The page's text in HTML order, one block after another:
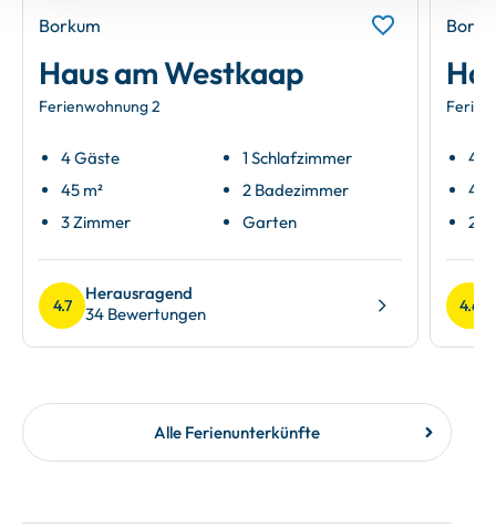
Borkum
Haus am Westkaap
Ferienwohnung 2
4 Gäste
45 m²
3 Zimmer
1 Schlafzimmer
2 Badezimmer
Garten
4.7
Herausragend
34 Bewertungen
4
41
2
4.6
Alle Ferienunterkünfte